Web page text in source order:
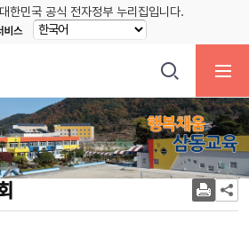
한민국 공식 전자정부 누리집입니다.